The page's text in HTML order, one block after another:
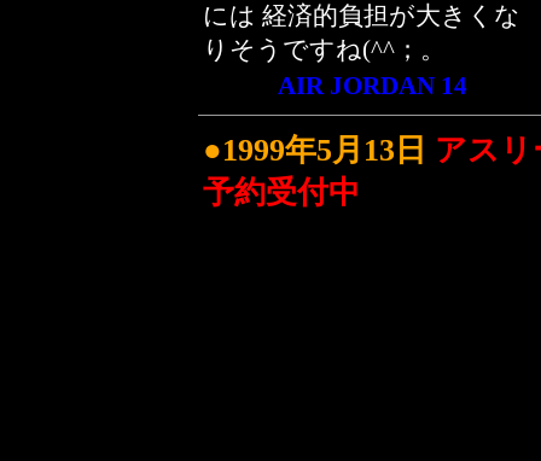
には 経済的負担が大きくな
りそうですね(^^；。
AIR JORDAN 14
●1999年5月13日 アスリ
予約受付中